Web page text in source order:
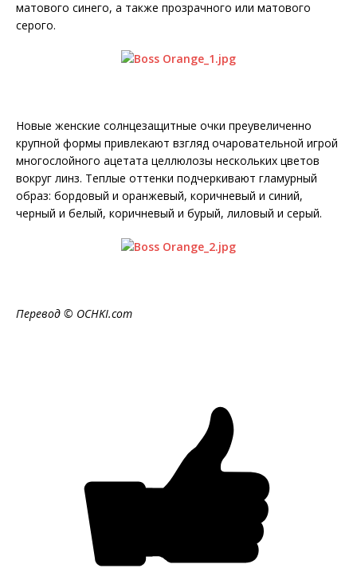
матового синего, а также прозрачного или матового
серого.
Новые женские солнцезащитные очки преувеличенно
крупной формы привлекают взгляд очаровательной игрой
многослойного ацетата целлюлозы нескольких цветов
вокруг линз. Теплые оттенки подчеркивают гламурный
образ: бордовый и оранжевый, коричневый и синий,
черный и белый, коричневый и бурый, лиловый и серый.
Перевод © OCHKI.com